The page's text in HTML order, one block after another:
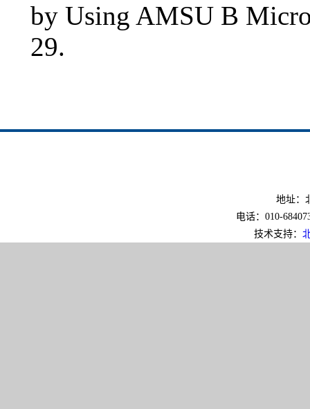
by Using AMSU B
29.
地址：
电话：010-
技术支持：